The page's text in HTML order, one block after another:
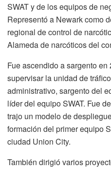
SWAT y de los equipos de
Representó a Newark como
regional de control de
Alameda de narcóticos del
Fue ascendido a sargento
supervisar la unidad de
administrativo, sargento del
líder del equipo SWAT. Fue
trajo un modelo de
formación del primer equipo
ciudad Union City.
También dirigió varios